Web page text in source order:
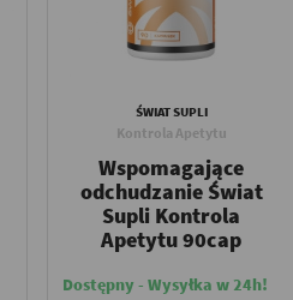
ŚWIAT SUPLI
Kontrola Apetytu
Wspomagające
odchudzanie Świat
Supli Kontrola
Apetytu 90cap
Dostępny - Wysyłka w 24h!